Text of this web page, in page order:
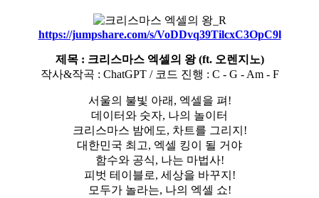
https://jumpshare.com/s/VoDDvq39TilcxC3OpC9l
제목 : 크리스마스 엑셀의 왕 (ft. 오렌지노)
작사&작곡 : ChatGPT / 코드 진행 : C - G - Am - F
서울의 불빛 아래, 엑셀을 펴!
데이터와 숫자, 나의 놀이터
크리스마스 밤에도, 차트를 그리지!
대한민국 최고, 엑셀 킹이 될 거야
함수와 공식, 나는 마법사!
피벗 테이블로, 세상을 바꾸지!
모두가 놀라는, 나의 엑셀 쇼!